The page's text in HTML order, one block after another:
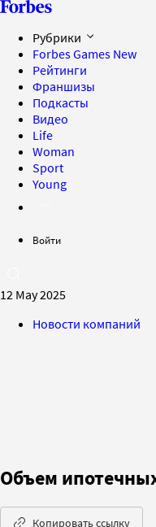
Рубрики
Forbes Games New
Рейтинги
Франшизы
Подкасты
Видео
Life
Woman
Sport
Young
Войти
12 May 2025
Новости компаний
Объем
Копировать ссылку